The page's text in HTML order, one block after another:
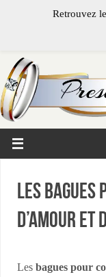
Les bagues
d’amour et
Lesbagues pour
Retrouvez